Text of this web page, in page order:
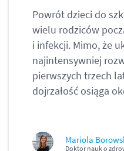
Mariola
Doktor nauk o
Powrót dzieci do
wielu rodziców
i infekcji. Mimo, że
najintensywniej
pierwszych trzech
dojrzałość osiąga